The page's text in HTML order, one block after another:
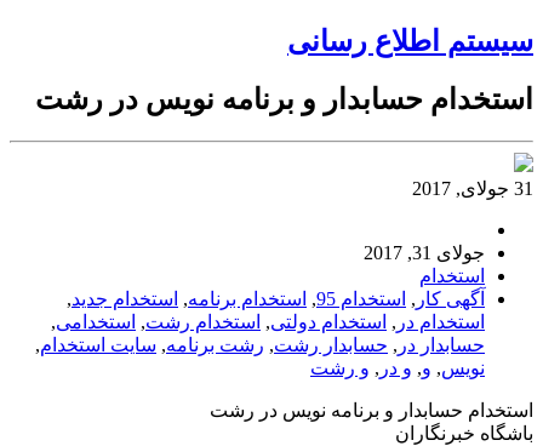
سیستم اطلاع رسانی
استخدام حسابدار و برنامه نویس در رشت
31 جولای, 2017
جولای 31, 2017
استخدام
آگهی کار , استخدام 95 , استخدام برنامه, استخدام جدید,
استخدام در , استخدام دولتی, استخدام رشت, استخدامی,
حسابدار در , حسابدار رشت, رشت برنامه, سایت استخدام,
نویس, و, و در , و رشت
استخدام حسابدار و برنامه نویس در رشت
باشگاه خبرنگاران